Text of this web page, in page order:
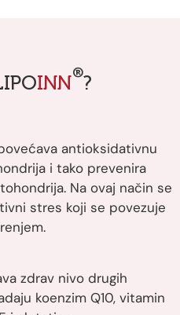
INN®?
antioksidativnu
i tako prevenira
Na ovaj način se
stres koji se povezuje
zdrav nivo drugih
koenzim Q10, vitamin